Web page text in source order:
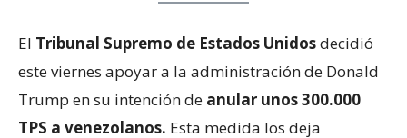
El Tribunal Supremo de Estados Unidosdecidió
este viernes apoyar a la administración de Donald
Trump en su intención de anular unos 300.000
TPS a venezolanos. Esta medida los deja